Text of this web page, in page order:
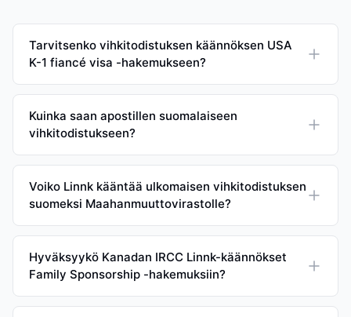
Tarvitsenko vihkitodistuksen käännöksen USA
K-1 fiancé visa -hakemukseen?
Kuinka saan apostillen suomalaiseen
vihkitodistukseen?
Voiko Linnk kääntää ulkomaisen vihkitodistuksen
suomeksi Maahanmuuttovirastolle?
Hyväksyykö Kanadan IRCC Linnk-käännökset
Family Sponsorship -hakemuksiin?